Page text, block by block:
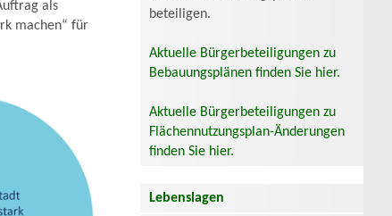
als
machen“ für
beteiligen.
Aktuelle Bürgerbeteiligungen zu
Bebauungsplänen finden Sie hier.
Aktuelle Bürgerbeteiligungen zu
Flächennutzungsplan-Änderungen
finden Sie hier.
Lebenslagen